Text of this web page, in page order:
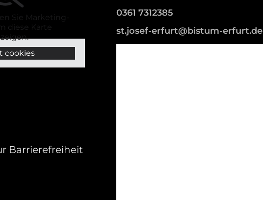
Sie Marketing-
diese Karte
cookies
Barrierefreiheit
0361 7312385
st.josef-erfurt@bistum-erfurt.de